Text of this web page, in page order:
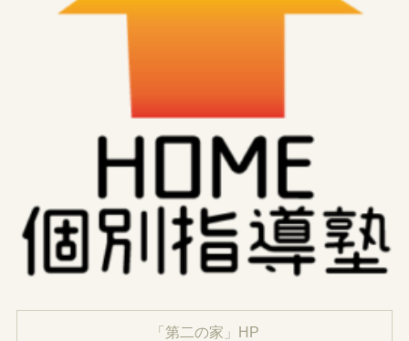
「第二の家」HP